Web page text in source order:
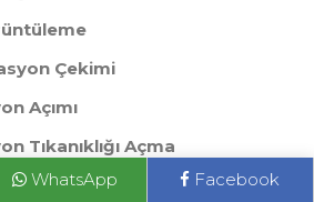
Çekimi
Açımı
Tıkanıklığı Açma
Açma
WhatsApp Facebook